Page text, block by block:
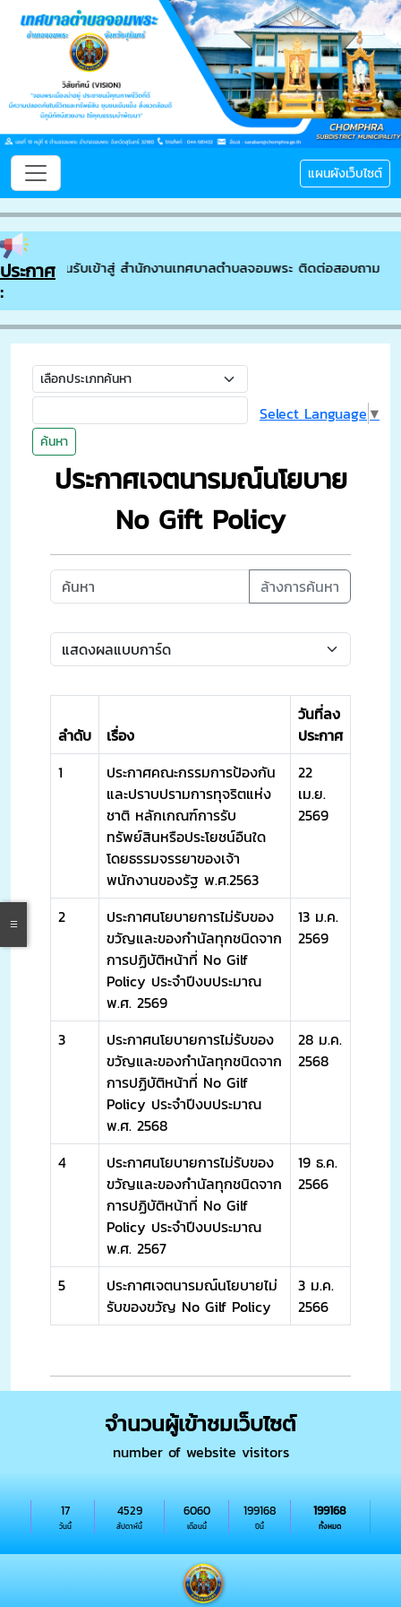
แผนผังเว็บไซต์
ประกาศ
:
ยินดีต้อนรับเข้าสู่ สำนักงานเทศบาลตำบลจอมพระ ติดต่อสอบถาม //
ค้นหา
Select Language ▼
ประกาศเจตนารมณ์นโยบาย
No Gift Policy
ล้างการค้นหา
ลำดับ เรื่อง
วันที่ลง
ประกาศ
1
ประกาศคณะกรรมการป้องกัน
และปราบปรามการทุจริตแห่ง
ชาติ หลักเกณฑ์การรับ
ทรัพย์สินหรือประโยชน์อืนใด
โดยธรรมจรรยาของเจ้า
พนักงานของรัฐ พ.ศ.2563
22
เม.ย.
2569
2
ประกาศนโยบายการไม่รับของ
ขวัญและของกำนัลทุกชนิดจาก
การปฏิบัติหน้าที่ No Gilf
Policy ประจำปีงบประมาณ
พ.ศ. 2569
13 ม.ค.
2569
3
ประกาศนโยบายการไม่รับของ
ขวัญและของกำนัลทุกชนิดจาก
การปฏิบัติหน้าที่ No Gilf
Policy ประจำปีงบประมาณ
พ.ศ. 2568
28 ม.ค.
2568
4
ประกาศนโยบายการไม่รับของ
ขวัญและของกำนัลทุกชนิดจาก
การปฏิบัติหน้าที่ No Gilf
Policy ประจำปีงบประมาณ
พ.ศ. 2567
19 ธ.ค.
2566
5
ประกาศเจตนารมณ์นโยบายไม่
รับของขวัญ No Gilf Policy
3 ม.ค.
2566
จำนวนผู้เข้าชมเว็บไซต์
number of website visitors
วันนี้
17
สัปดาห์นี้
4529
เดือนนี้
6060
ปีนี้
199168
ทั้งหมด
199168